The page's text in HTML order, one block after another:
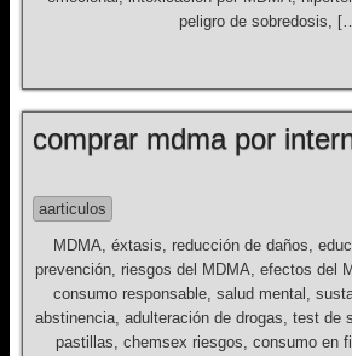
peligro de sobredosis,
comprar mdma por
aarticulos
MDMA, éxtasis, reducción de daños,
prevención, riesgos del MDMA, efectos del
consumo responsable, salud mental,
abstinencia, adulteración de drogas, test de
pastillas, chemsex riesgos, consumo en